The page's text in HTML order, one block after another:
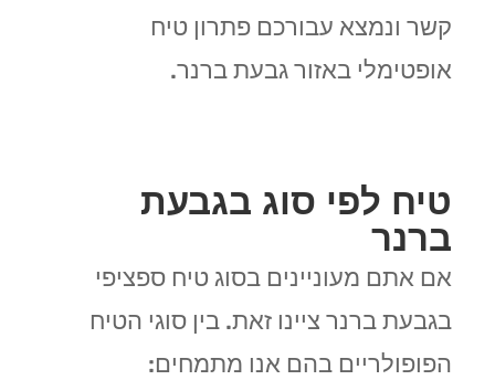
קשר ונמצא עבורכם פתרון טיח
אופטימלי באזור גבעת ברנר.
טיח לפי סוג בגבעת
ברנר
אם אתם מעוניינים בסוג טיח ספציפי
בגבעת ברנר ציינו זאת. בין סוגי הטיח
הפופולריים בהם אנו מתמחים: